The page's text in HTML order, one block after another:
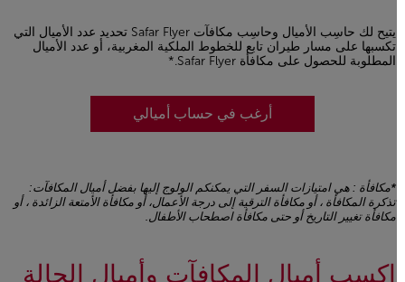
يتيح لك حاسِب الأميال وحاسِب مكافآت Safar Flyer تحديد عدد الأميال التي
تكسبها على مسار طيران تابع للخطوط الملكية المغربية، أو عدد الأميال
المطلوبة للحصول على مكافأة Safar Flyer.*
أرغب في حساب أميالي
*مكافأة : هي امتيازات السفر التي يمكنكم الولوج إليها بفضل أميال المكافآت:
تذكرة المكافأة ، أو مكافأة الترقية إلى درجة الأعمال، أو مكافأة الأمتعة الزائدة ، أو
مكافأة تغيير التاريخ أو حتى مكافأة اصطحاب الأطفال.
اكسب أميال المكافآت وأميال الحالة